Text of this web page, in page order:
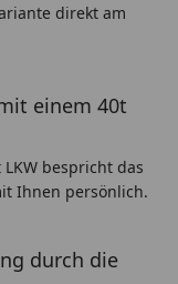
direkt am
einem 40t
bespricht das
Ihnen persönlich.
durch die